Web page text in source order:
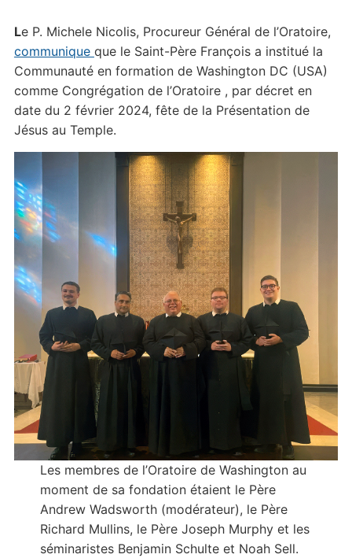
Le P. Michele Nicolis, Procureur Général de l’Oratoire,
communique que le Saint-Père François a institué la
Communauté en formation de Washington DC (USA)
comme Congrégation de l’Oratoire , par décret en
date du 2 février 2024, fête de la Présentation de
Jésus au Temple.
Les membres de l’Oratoire de Washington au
moment de sa fondation étaient le Père
Andrew Wadsworth (modérateur), le Père
Richard Mullins, le Père Joseph Murphy et les
séminaristes Benjamin Schulte et Noah Sell.